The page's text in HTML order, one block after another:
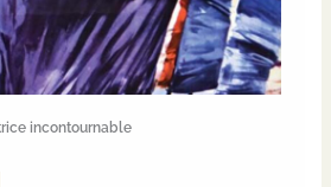
incontournable